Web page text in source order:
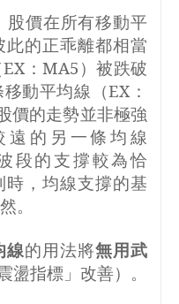
價在所有移動平
的正乖離都相當
EX ：MA5 ）被跌破
動平均線（EX ：
價的走勢並非極強
遠的另一條均線
段的支撐較為恰
，均線支撐的基
。
線的用法將無用武
指標」改善）。